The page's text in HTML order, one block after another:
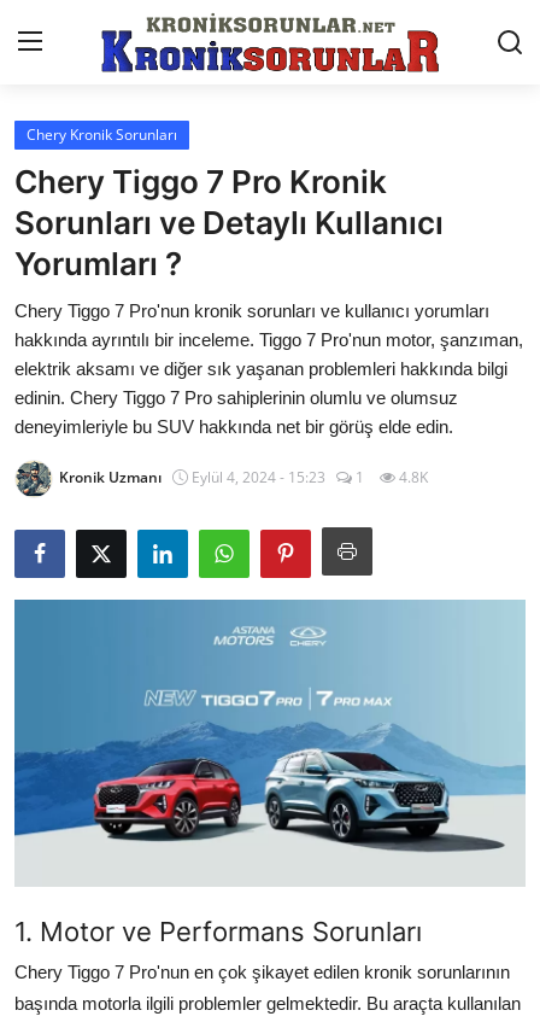
Anasayfa
Markalar
İletişim
Trafik & Cezalar
Sigorta & Kasko
Vergi & ÖTV & MTV
Muayene & Ruhsat
Sorgulamalar
İkinci El & Alım-Satım
Bakım & Arıza Çözümleri
Elektrikli & Hibrit
Kiralama & Filo
Sürüş & Güvenlik
Lastik & Jant
LPG & Yakıt
Elektrik & Akü
Chery Kronik Sorunları
Chery Tiggo 7 Pro Kronik
Sorunları ve Detaylı Kullanıcı
Yorumları ?
Chery Tiggo 7 Pro'nun kronik sorunları ve kullanıcı yorumları
hakkında ayrıntılı bir inceleme. Tiggo 7 Pro'nun motor, şanzıman,
elektrik aksamı ve diğer sık yaşanan problemleri hakkında bilgi
edinin. Chery Tiggo 7 Pro sahiplerinin olumlu ve olumsuz
deneyimleriyle bu SUV hakkında net bir görüş elde edin.
Kronik Uzmanı Eylül 4, 2024 - 15:23 1 4.8K
1. Motor ve Performans Sorunları
Chery Tiggo 7 Pro'nun en çok şikayet edilen kronik sorunlarının
başında motorla ilgili problemler gelmektedir. Bu araçta kullanılan